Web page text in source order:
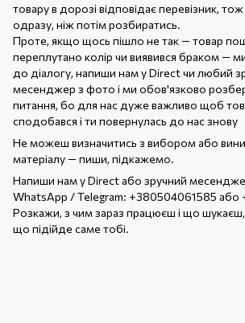
товару в дорозі відповідає перевізник,
одразу, ніж потім розбиратись.
Проте, якщо щось пішло не так — товар
переплутано колір чи виявився браком —
до діалогу, напиши нам у Direct чи любий
месенджер з фото і ми обов'язково
питання, бо для нас дуже важливо щоб
сподобався і ти повернулась до нас знову
Не можеш визначитись з вибором або
матеріалу — пиши, підкажемо.
Напиши нам у Direct або зручний
WhatsApp / Telegram: +380504061585
Розкажи, з чим зараз працюєш і що
що підійде саме тобі.